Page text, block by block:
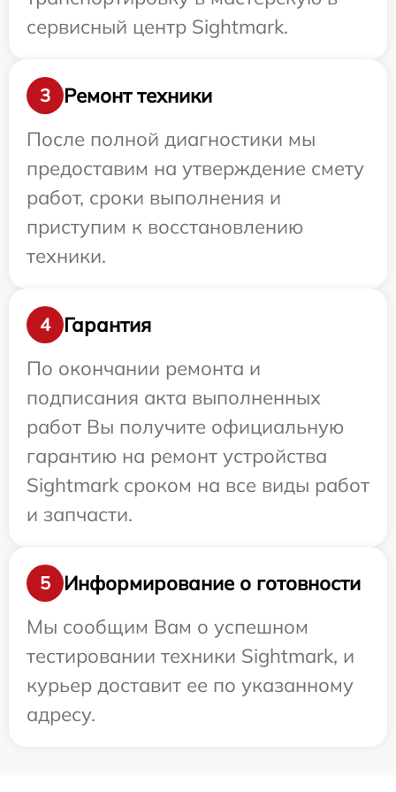
сервисный центр Sightmark.
3
Ремонт техники
После полной диагностики мы
предоставим на утверждение смету
работ, сроки выполнения и
приступим к восстановлению
техники.
4
Гарантия
По окончании ремонта и
подписания акта выполненных
работ Вы получите официальную
гарантию на ремонт устройства
Sightmark сроком на все виды работ
и запчасти.
5
Информирование о готовности
Мы сообщим Вам о успешном
тестировании техники Sightmark, и
курьер доставит ее по указанному
адресу.